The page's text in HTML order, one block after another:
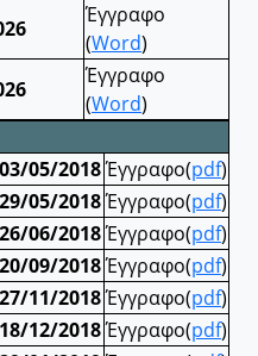
Έγγραφο
(Word)
Έγγραφο
(Word)
03/05/2018Έγγραφο(pdf)
29/05/2018Έγγραφο(pdf)
26/06/2018Έγγραφο(pdf)
20/09/2018Έγγραφο(pdf)
27/11/2018Έγγραφο(pdf)
18/12/2018Έγγραφο(pdf)